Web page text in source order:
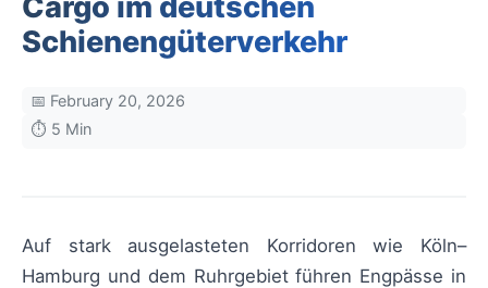
Schienengüterverkehr
📅 February 20, 2026
⏱️ 5 Min
Auf stark ausgelasteten Korridoren wie Köln–
Hamburg und dem Ruhrgebiet führen Engpässe in